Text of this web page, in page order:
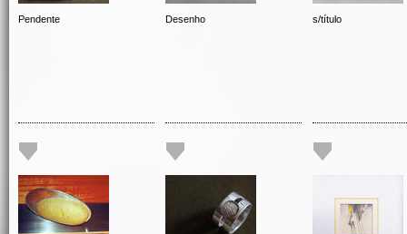
Pendente Desenho s/título